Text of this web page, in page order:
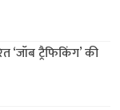
ट्रैफिकिंग’ की